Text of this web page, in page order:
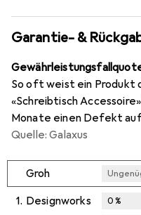
Garantie- &
So oft weist ein Produkt
«Schreibtisch
Monate einen Defekt
Quelle: Galaxus
Groh
1. Designworks 0%